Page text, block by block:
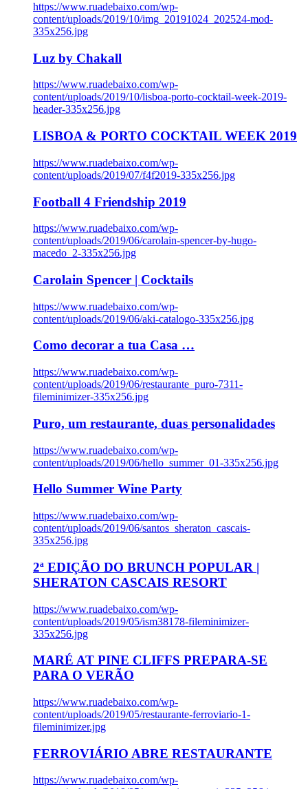
https://www.ruadebaixo.com/wp-
content/uploads/2019/10/img_20191024_202524-mod-
335x256.jpg
Luz by Chakall
https://www.ruadebaixo.com/wp-
content/uploads/2019/10/lisboa-porto-cocktail-week-2019-
header-335x256.jpg
LISBOA & PORTO COCKTAIL WEEK 2019
https://www.ruadebaixo.com/wp-
content/uploads/2019/07/f4f2019-335x256.jpg
Football 4 Friendship 2019
https://www.ruadebaixo.com/wp-
content/uploads/2019/06/carolain-spencer-by-hugo-
macedo_2-335x256.jpg
Carolain Spencer | Cocktails
https://www.ruadebaixo.com/wp-
content/uploads/2019/06/aki-catalogo-335x256.jpg
Como decorar a tua Casa …
https://www.ruadebaixo.com/wp-
content/uploads/2019/06/restaurante_puro-7311-
fileminimizer-335x256.jpg
Puro, um restaurante, duas personalidades
https://www.ruadebaixo.com/wp-
content/uploads/2019/06/hello_summer_01-335x256.jpg
Hello Summer Wine Party
https://www.ruadebaixo.com/wp-
content/uploads/2019/06/santos_sheraton_cascais-
335x256.jpg
2ª EDIÇÃO DO BRUNCH POPULAR |
SHERATON CASCAIS RESORT
https://www.ruadebaixo.com/wp-
content/uploads/2019/05/ism38178-fileminimizer-
335x256.jpg
MARÉ AT PINE CLIFFS PREPARA-SE
PARA O VERÃO
https://www.ruadebaixo.com/wp-
content/uploads/2019/05/restaurante-ferroviario-1-
fileminimizer.jpg
FERROVIÁRIO ABRE RESTAURANTE
https://www.ruadebaixo.com/wp-